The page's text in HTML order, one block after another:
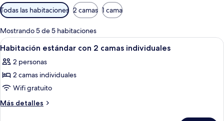
Filtros
disponibles
para
las
habitaciones
Todas las habitaciones 2 camas 1 cama
Mostrando 5 de 5 habitaciones
Abrir
todas
las
fotos
de
Habitación
Habitación de hotel con dos camas,
6
Habitación estándar con 2 camas individuales
2 personas
2 camas individuales
Wifi gratuito
Más detalles
Más